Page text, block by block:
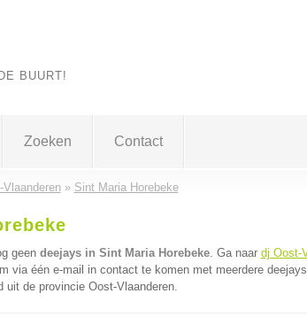
BUURT!
Zoeken Contact
Vlaanderen» Sint Maria Horebeke
geen deejays in Sint Maria Horebeke. Ga naar dj Oost-
via één e-mail in contact te komen met meerdere
uit de provincie Oost-Vlaanderen.